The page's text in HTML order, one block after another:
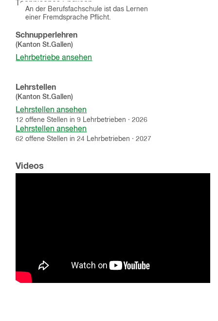
An der Berufsfachschule ist das Lernen
einer Fremdsprache Pflicht.
Technisches Englisch
Schnupperlehren
(KantonSt.Gallen)
Lehrbetriebe ansehen
Lehrstellen
(KantonSt.Gallen)
Lehrstellen ansehen
12 offeneStellen in9 Lehrbetrieben ·2026
Lehrstellen ansehen
62 offeneStellen in24 Lehrbetrieben ·2027
Videos